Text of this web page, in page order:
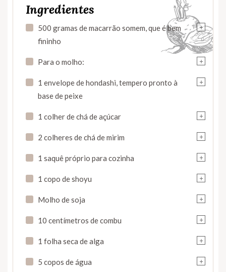
Ingredientes
+
500 gramas de macarrão somem, que é bem
fininho
+
Para o molho:
+
1 envelope de hondashi, tempero pronto à
base de peixe
+
1 colher de chá de açúcar
+
2 colheres de chá de mirim
+
1 saquê próprio para cozinha
+
1 copo de shoyu
+
Molho de soja
+
10 centímetros de combu
+
1 folha seca de alga
+
5 copos de água